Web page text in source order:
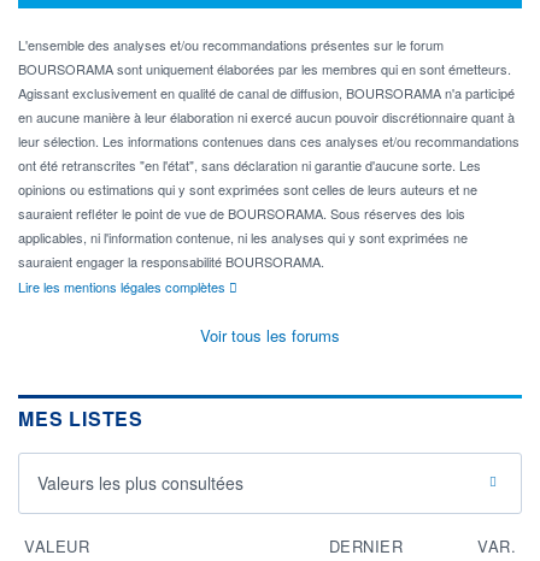
L'ensemble des analyses et/ou recommandations présentes sur le forum
BOURSORAMA sont uniquement élaborées par les membres qui en sont émetteurs.
Agissant exclusivement en qualité de canal de diffusion, BOURSORAMA n'a participé
en aucune manière à leur élaboration ni exercé aucun pouvoir discrétionnaire quant à
leur sélection. Les informations contenues dans ces analyses et/ou recommandations
ont été retranscrites "en l'état", sans déclaration ni garantie d'aucune sorte. Les
opinions ou estimations qui y sont exprimées sont celles de leurs auteurs et ne
sauraient refléter le point de vue de BOURSORAMA. Sous réserves des lois
applicables, ni l'information contenue, ni les analyses qui y sont exprimées ne
sauraient engager la responsabilité BOURSORAMA.
Lire les mentions légales complètes
Voir tous les forums
MES LISTES
Valeurs les plus consultées
VALEUR DERNIER VAR.